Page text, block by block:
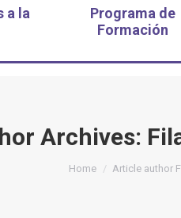
a la
Programa de
Formación
Archives:
You are here:
Home Article author